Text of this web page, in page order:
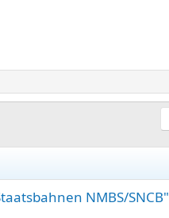
NMBS/SNCB"